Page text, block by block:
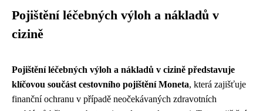
Pojištění léčebných výloh a nákladů v
cizině
Pojištění léčebných výloh a nákladů v cizině představuje
klíčovou součást cestovního pojištění Moneta, která zajišťuje
finanční ochranu v případě neočekávaných zdravotních